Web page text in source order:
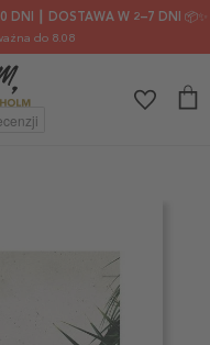
DNI ┃ DOSTAWA W 2–7 DNI 📦✨
do 8.08